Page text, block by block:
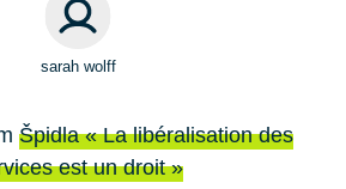
sarah wolff
Špidla « La libéralisation des
est un droit »